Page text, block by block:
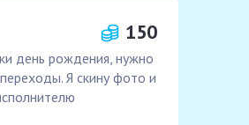
150
день рождения, нужно
Я скину фото и